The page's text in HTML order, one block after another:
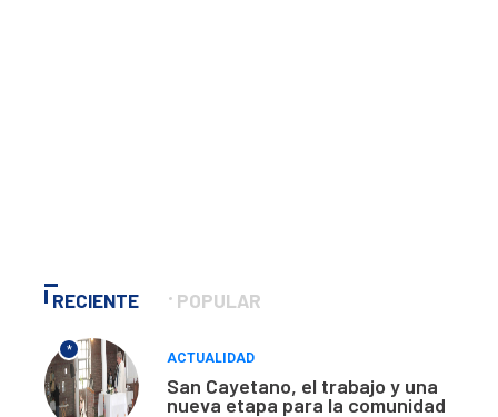
RECIENTE POPULAR
*
ACTUALIDAD
San Cayetano, el trabajo y una
nueva etapa para la comunidad